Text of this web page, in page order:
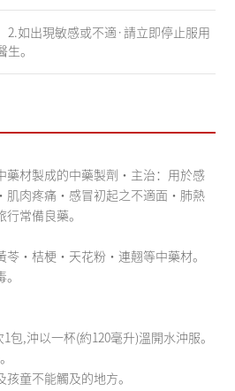
2.如出現敏感或不適·請立即停止服用
生。
藥材製成的中藥製劑・主治：用於感
肌肉疼痛・感冒初起之不適面・肺熱
行常備良藥。
・桔梗・天花粉・連翹等中藥材。
包,沖以一杯(約120毫升)溫開水沖服。
童不能觸及的地方。